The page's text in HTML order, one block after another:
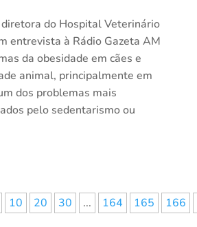
do Hospital Veterinário
entrevista à Rádio Gazeta AM
da obesidade em cães e
animal, principalmente em
dos problemas mais
pelo sedentarismo ou
10 20 30 ... 164 165 166